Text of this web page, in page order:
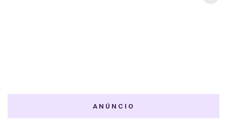
ANÚNCIO